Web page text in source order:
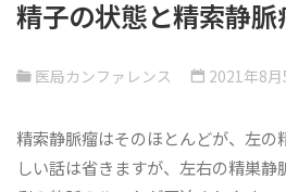
精子の状態と精索静脈
医局カンファレンス 2021年8月
精索静脈瘤はそのほとんどが、左の
しい話は省きますが、左右の精巣